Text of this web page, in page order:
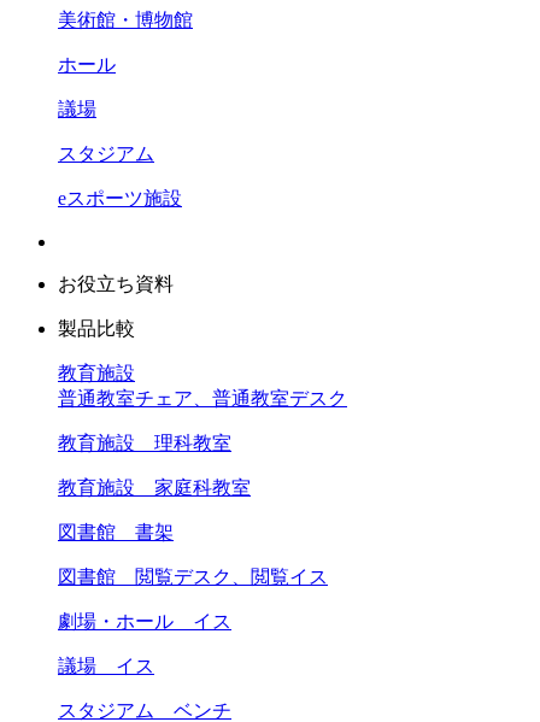
美術館・博物館
ホール
議場
スタジアム
eスポーツ施設
お役立ち資料
製品比較
教育施設
普通教室チェア、普通教室デスク
教育施設 理科教室
教育施設 家庭科教室
図書館 書架
図書館 閲覧デスク、閲覧イス
劇場・ホール イス
議場 イス
スタジアム ベンチ